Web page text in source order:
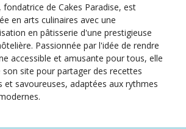
fondatrice de Cakes Paradise, est
en arts culinaires avec une
en pâtisserie d'une prestigieuse
Passionnée par l'idée de rendre
accessible et amusante pour tous, elle
son site pour partager des recettes
et savoureuses, adaptées aux rythmes